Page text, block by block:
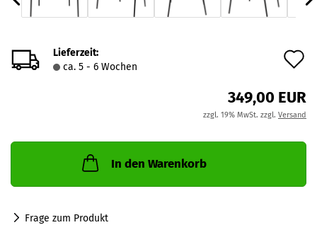
Lieferzeit:
ca. 5 - 6 Wochen
349,00 EUR
zzgl. 19% MwSt. zzgl. Versand
In den Warenkorb
Frage zum Produkt